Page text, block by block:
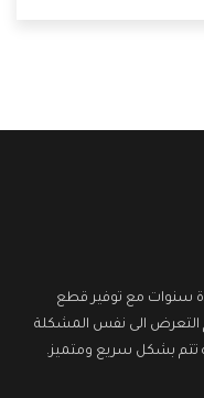
سنوات مع توفير قطع
التعرض الى نفس المشكلة
تتم بشكل سريع ومتميز.